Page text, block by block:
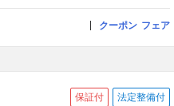
クーポン フェア
保証付 法定整備付